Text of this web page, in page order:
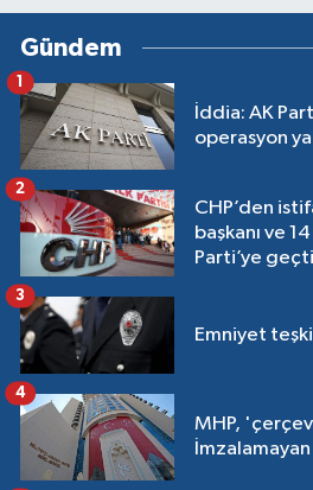
Gündem
İddia: AK
operasyon
1
CHP’den
başkanı ve
Parti’ye
2
Emniyet
3
MHP,
4